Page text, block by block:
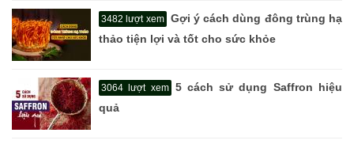
3482 lượt xem
Gợi ý cách dùng đông trùng hạ
thảo tiện lợi và tốt cho sức khỏe
3064 lượt xem
5 cách sử dụng Saffron hiệu
quả